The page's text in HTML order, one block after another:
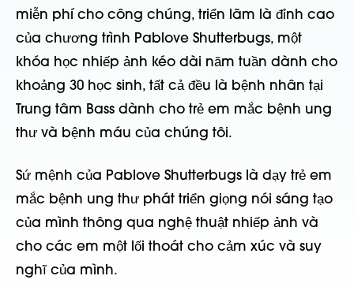
miễn phí cho công chúng, triển lãm là đỉnh cao
của chương trình Pablove Shutterbugs, một
khóa học nhiếp ảnh kéo dài năm tuần dành cho
khoảng 30 học sinh, tất cả đều là bệnh nhân tại
Trung tâm Bass dành cho trẻ em mắc bệnh ung
thư và bệnh máu của chúng tôi.
Sứ mệnh của Pablove Shutterbugs là dạy trẻ em
mắc bệnh ung thư phát triển giọng nói sáng tạo
của mình thông qua nghệ thuật nhiếp ảnh và
cho các em một lối thoát cho cảm xúc và suy
nghĩ của mình.